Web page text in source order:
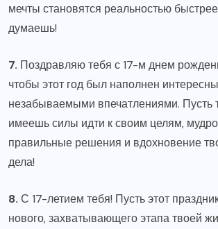
мечты становятся реальностью
думаешь!
7. Поздравляю тебя с 17-м днем
чтобы этот год был наполнен
незабываемыми впечатлениями. Пусть
имеешь силы идти к своим целям,
правильные решения и вдохновение
дела!
8. С 17-летием тебя! Пусть этот
нового, захватывающего этапа твоей